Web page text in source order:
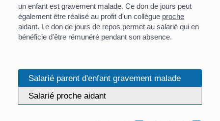
un enfant est gravement malade. Ce don de jours peut
également être réalisé au profit d'un collègue proche
aidant. Le don de jours de repos permet au salarié qui en
bénéficie d'être rémunéré pendant son absence.
Salarié parent d'enfant gravement malade
Salarié proche aidant